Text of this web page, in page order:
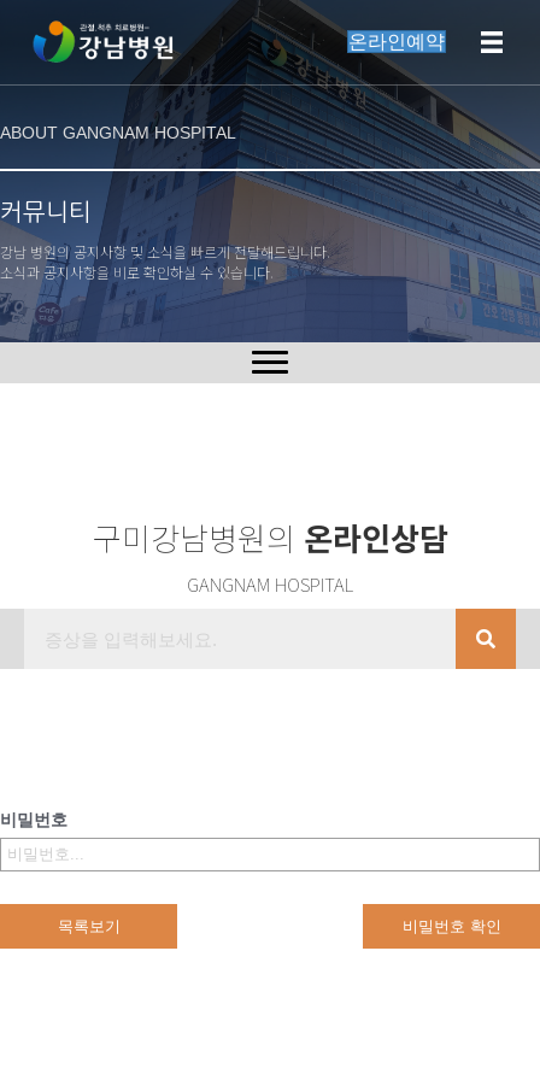
온라인예약
ABOUT GANGNAM HOSPITAL
커뮤니티
강남 병원의 공지사항 및 소식을 빠르게 전달해드립니다.
소식과 공지사항을 비로 확인하실 수 있습니다.
구미강남병원의 온라인상담
GANGNAM HOSPITAL
비밀번호
목록보기 비밀번호 확인